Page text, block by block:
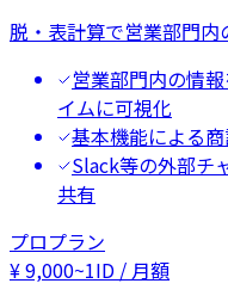
脱・表計算で営業部門
営業部門内の情
イムに可視化
基本機能による
Slack等の外部チ
共有
プロプラン
¥9,000~1ID / 月額